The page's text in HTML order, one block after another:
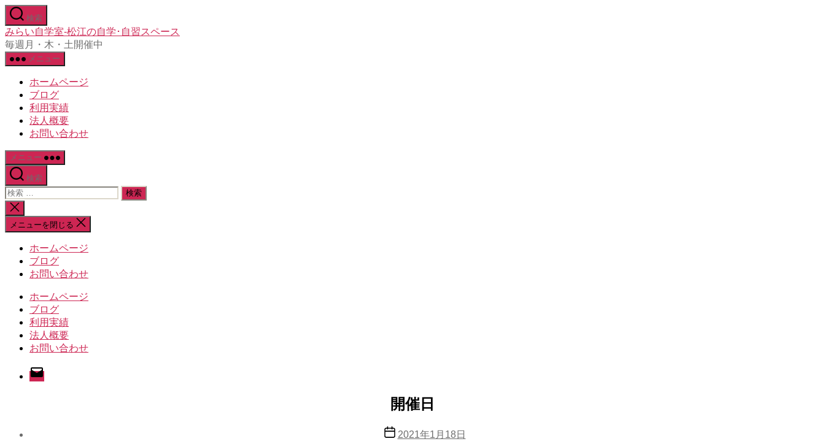
コ
ン
テ
ン
ツ
検索
みらい自学室-松江の自学･自習スペース
毎週月・木・土開催中
メニュー
ホームページ
ブログ
利用実績
法人概要
お問い合わせ
メニュー
検索
検
索
対
象:
検
索
を
メニューを閉じる
ホームページ
ブログ
お問い合わせ
ホームページ
ブログ
利用実績
法人概要
お問い合わせ
メ
ー
開催日
投 2021年1月18日